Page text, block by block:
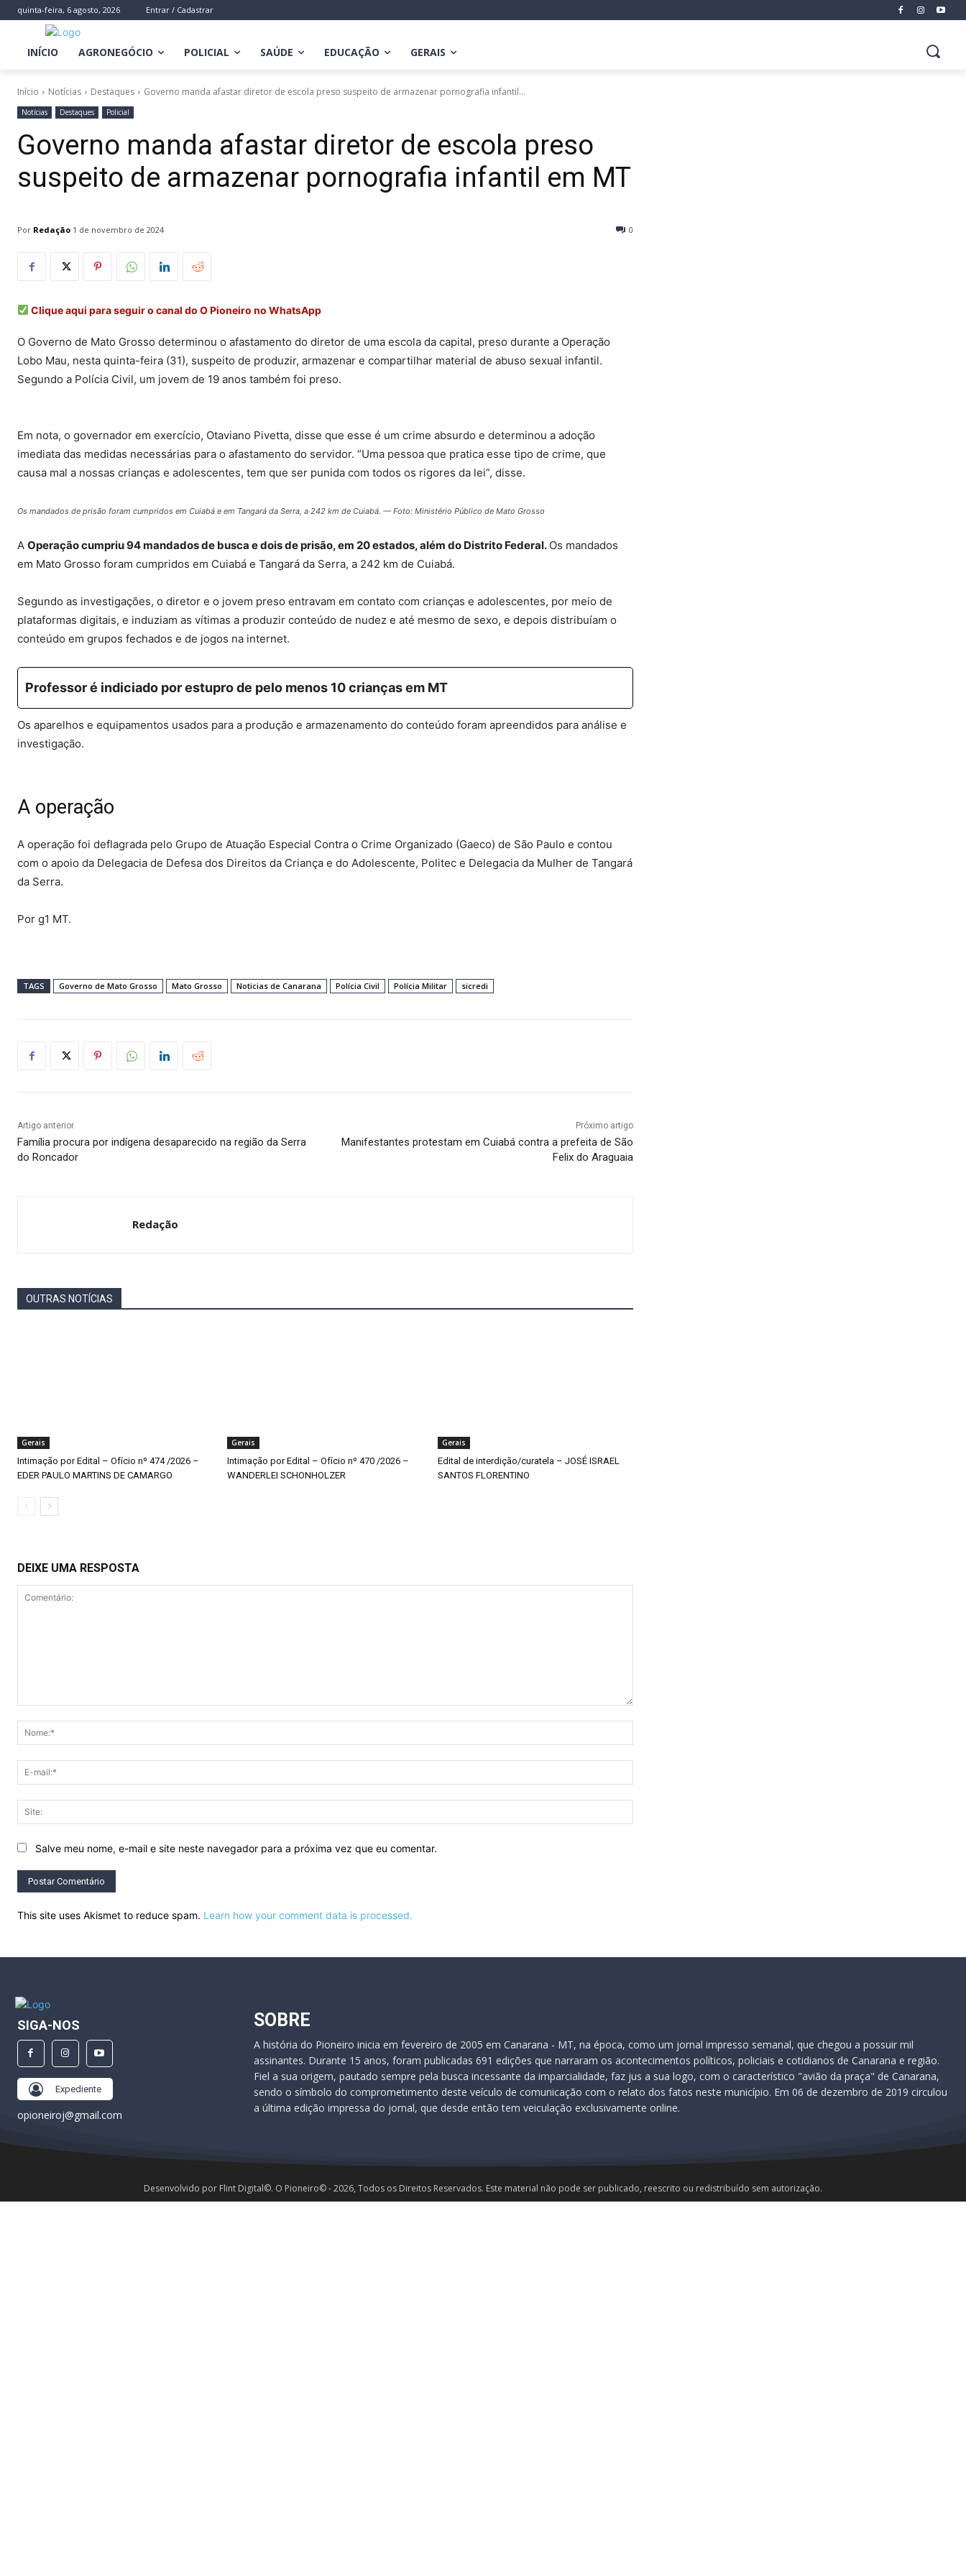
quinta-feira, 6 agosto, 2026 Entrar / Cadastrar
INÍCIO AGRONEGÓCIO POLICIAL SAÚDE EDUCAÇÃO GERAIS
Início Notícias Destaques Governo manda afastar diretor de escola preso suspeito de armazenar pornografia infantil...
Notícias Destaques Policial
Governo manda afastar diretor de escola preso
suspeito de armazenar pornografia infantil em MT
Por Redação 0
1 de novembro de 2024
Clique aqui para seguir o canal do O Pioneiro no WhatsApp
O Governo de Mato Grosso determinou o afastamento do diretor de uma escola da capital, preso durante a Operação
Lobo Mau, nesta quinta-feira (31), suspeito de produzir, armazenar e compartilhar material de abuso sexual infantil.
Segundo a Polícia Civil, um jovem de 19 anos também foi preso.
Em nota, o governador em exercício, Otaviano Pivetta, disse que esse é um crime absurdo e determinou a adoção
imediata das medidas necessárias para o afastamento do servidor. “Uma pessoa que pratica esse tipo de crime, que
causa mal a nossas crianças e adolescentes, tem que ser punida com todos os rigores da lei”, disse.
Os mandados de prisão foram cumpridos em Cuiabá e em Tangará da Serra, a 242 km de Cuiabá. — Foto: Ministério Público de Mato Grosso
A Operação cumpriu 94 mandados de busca e dois de prisão, em 20 estados, além do Distrito Federal. Os mandados
em Mato Grosso foram cumpridos em Cuiabá e Tangará da Serra, a 242 km de Cuiabá.
Segundo as investigações, o diretor e o jovem preso entravam em contato com crianças e adolescentes, por meio de
plataformas digitais, e induziam as vítimas a produzir conteúdo de nudez e até mesmo de sexo, e depois distribuíam o
conteúdo em grupos fechados e de jogos na internet.
Professor é indiciado por estupro de pelo menos 10 crianças em MT
Os aparelhos e equipamentos usados para a produção e armazenamento do conteúdo foram apreendidos para análise e
investigação.
A operação
A operação foi deflagrada pelo Grupo de Atuação Especial Contra o Crime Organizado (Gaeco) de São Paulo e contou
com o apoio da Delegacia de Defesa dos Direitos da Criança e do Adolescente, Politec e Delegacia da Mulher de Tangará
da Serra.
Por g1 MT.
TAGS Governo de Mato Grosso Mato Grosso Noticias de Canarana Polícia Civil Polícia Militar sicredi
Artigo anterior
Família procura por indígena desaparecido na região da Serra
do Roncador
Próximo artigo
Manifestantes protestam em Cuiabá contra a prefeita de São
Felix do Araguaia
Redação
OUTRAS NOTÍCIAS
Gerais
Intimação por Edital – Ofício nº 474 /2026 –
EDER PAULO MARTINS DE CAMARGO
Gerais
Intimação por Edital – Ofício nº 470 /2026 –
WANDERLEI SCHONHOLZER
Gerais
Edital de interdição/curatela – JOSÉ ISRAEL
SANTOS FLORENTINO
DEIXE UMA RESPOSTA
mail:*
Salve meu nome, e-mail e site neste navegador para a próxima vez que eu comentar.
This site uses Akismet to reduce spam. Learn how your comment data is processed.
SIGA-NOS
Expediente
opioneiroj@gmail.com
SOBRE
A história do Pioneiro inicia em fevereiro de 2005 em Canarana - MT, na época, como um jornal impresso semanal, que chegou a possuir mil
assinantes. Durante 15 anos, foram publicadas 691 edições que narraram os acontecimentos políticos, policiais e cotidianos de Canarana e região.
Fiel a sua origem, pautado sempre pela busca incessante da imparcialidade, faz jus a sua logo, com o característico "avião da praça" de Canarana,
sendo o símbolo do comprometimento deste veículo de comunicação com o relato dos fatos neste município. Em 06 de dezembro de 2019 circulou
a última edição impressa do jornal, que desde então tem veiculação exclusivamente online.
Desenvolvido por Flint Digital©. O Pioneiro© - 2026, Todos os Direitos Reservados. Este material não pode ser publicado, reescrito ou redistribuído sem autorização.